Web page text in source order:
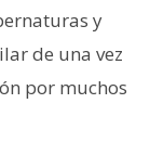
y
de una vez
por muchos